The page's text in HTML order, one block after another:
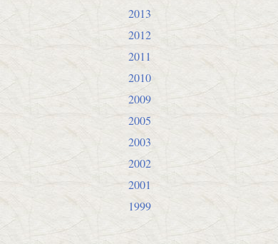
2013
2012
2011
2010
2009
2005
2003
2002
2001
1999